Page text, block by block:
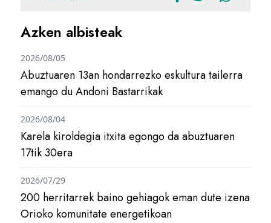
Azken albisteak
Abuztuaren 13an hondarrezko eskultura tailerra
emango du Andoni Bastarrikak
2026/08/05
Karela kiroldegia itxita egongo da abuztuaren
17tik 30era
2026/08/04
200 herritarrek baino gehiagok eman dute izena
Orioko komunitate energetikoan
2026/07/29